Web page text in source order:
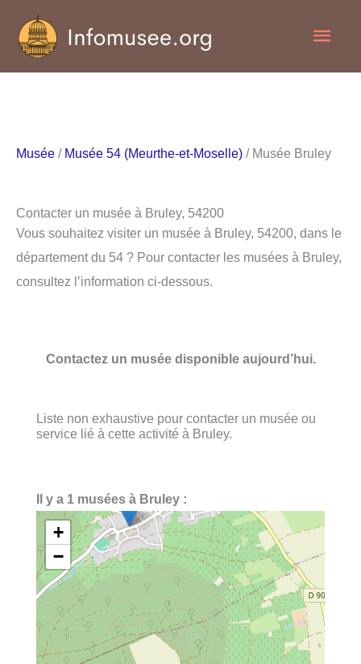
contenu
Musée / Musée 54 (Meurthe-et-Moselle) / Musée Bruley
Contacter un musée à Bruley, 54200
Vous souhaitez visiter un musée à Bruley, 54200, dans le
département du 54 ? Pour contacter les musées à Bruley,
consultez l’information ci-dessous.
Contactez un musée disponible aujourd’hui.
Liste non exhaustive pour contacter un musée ou
service lié à cette activité à Bruley.
Il y a 1 musées à Bruley :
+
−